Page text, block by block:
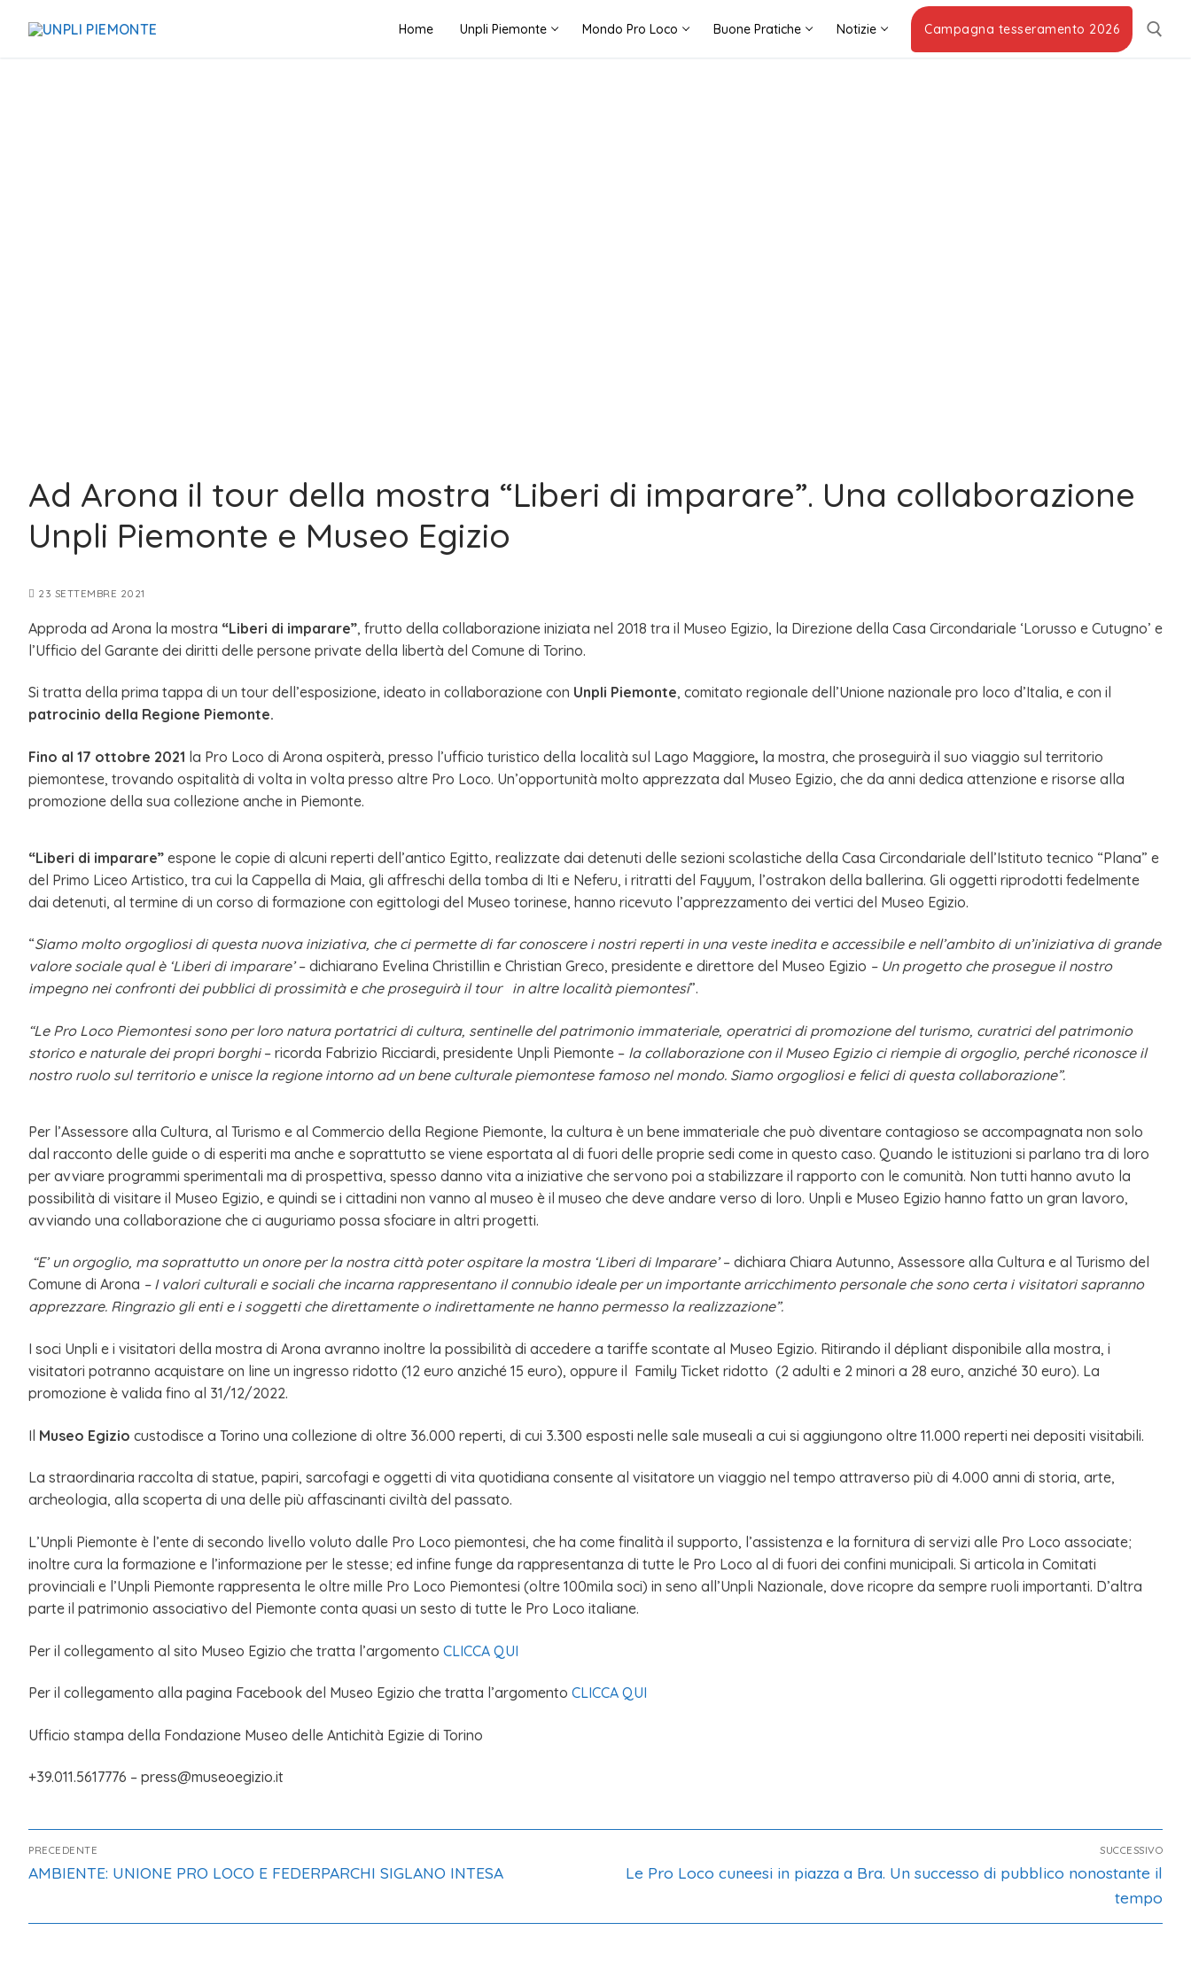
Home Unpli Piemonte Mondo Pro Loco Buone Pratiche Notizie Campagna tesseramento 2026
Ad Arona il tour della mostra “Liberi di imparare”. Una collaborazione
Unpli Piemonte e Museo Egizio
23 SETTEMBRE 2021
Approda ad Arona la mostra “Liberi di imparare”, frutto della collaborazione iniziata nel 2018 tra il Museo Egizio, la Direzione della Casa Circondariale ‘Lorusso e Cutugno’ e
l’Ufficio del Garante dei diritti delle persone private della libertà del Comune di Torino.
Si tratta della prima tappa di un tour dell’esposizione, ideato in collaborazione con Unpli Piemonte, comitato regionale dell’Unione nazionale pro loco d’Italia, e con il
patrocinio della Regione Piemonte.
Fino al 17 ottobre 2021 la Pro Loco di Arona ospiterà, presso l’ufficio turistico della località sul Lago Maggiore, la mostra, che proseguirà il suo viaggio sul territorio
piemontese, trovando ospitalità di volta in volta presso altre Pro Loco. Un’opportunità molto apprezzata dal Museo Egizio, che da anni dedica attenzione e risorse alla
promozione della sua collezione anche in Piemonte.
“Liberi di imparare” espone le copie di alcuni reperti dell’antico Egitto, realizzate dai detenuti delle sezioni scolastiche della Casa Circondariale dell’Istituto tecnico “Plana” e
del Primo Liceo Artistico, tra cui la Cappella di Maia, gli affreschi della tomba di Iti e Neferu, i ritratti del Fayyum, l’ostrakon della ballerina. Gli oggetti riprodotti fedelmente
dai detenuti, al termine di un corso di formazione con egittologi del Museo torinese, hanno ricevuto l’apprezzamento dei vertici del Museo Egizio.
“Siamo molto orgogliosi di questa nuova iniziativa, che ci permette di far conoscere i nostri reperti in una veste inedita e accessibile e nell’ambito di un’iniziativa di grande
valore sociale qual è ‘Liberi di imparare’– dichiarano Evelina Christillin e Christian Greco, presidente e direttore del Museo Egizio – Un progetto che prosegue il nostro
impegno nei confronti dei pubblici di prossimità e che proseguirà il tour in altre località piemontesi”.
“Le Pro Loco Piemontesi sono per loro natura portatrici di cultura, sentinelle del patrimonio immateriale, operatrici di promozione del turismo, curatrici del patrimonio
storico e naturale dei propri borghi– ricorda Fabrizio Ricciardi, presidente Unpli Piemonte – la collaborazione con il Museo Egizio ci riempie di orgoglio, perché riconosce il
nostro ruolo sul territorio e unisce la regione intorno ad un bene culturale piemontese famoso nel mondo. Siamo orgogliosi e felici di questa collaborazione”.
Per l’Assessore alla Cultura, al Turismo e al Commercio della Regione Piemonte, la cultura è un bene immateriale che può diventare contagioso se accompagnata non solo
dal racconto delle guide o di esperiti ma anche e soprattutto se viene esportata al di fuori delle proprie sedi come in questo caso. Quando le istituzioni si parlano tra di loro
per avviare programmi sperimentali ma di prospettiva, spesso danno vita a iniziative che servono poi a stabilizzare il rapporto con le comunità. Non tutti hanno avuto la
possibilità di visitare il Museo Egizio, e quindi se i cittadini non vanno al museo è il museo che deve andare verso di loro. Unpli e Museo Egizio hanno fatto un gran lavoro,
avviando una collaborazione che ci auguriamo possa sfociare in altri progetti.
“E’ un orgoglio, ma soprattutto un onore per la nostra città poter ospitare la mostra ‘Liberi di Imparare’– dichiara Chiara Autunno, Assessore alla Cultura e al Turismo del
Comune di Arona – I valori culturali e sociali che incarna rappresentano il connubio ideale per un importante arricchimento personale che sono certa i visitatori sapranno
apprezzare. Ringrazio gli enti e i soggetti che direttamente o indirettamente ne hanno permesso la realizzazione”.
I soci Unpli e i visitatori della mostra di Arona avranno inoltre la possibilità di accedere a tariffe scontate al Museo Egizio. Ritirando il dépliant disponibile alla mostra, i
visitatori potranno acquistare on line un ingresso ridotto (12 euro anziché 15 euro), oppure il Family Ticket ridotto (2 adulti e 2 minori a 28 euro, anziché 30 euro). La
promozione è valida fino al 31/12/2022.
Il Museo Egizio custodisce a Torino una collezione di oltre 36.000 reperti, di cui 3.300 esposti nelle sale museali a cui si aggiungono oltre 11.000 reperti nei depositi visitabili.
La straordinaria raccolta di statue, papiri, sarcofagi e oggetti di vita quotidiana consente al visitatore un viaggio nel tempo attraverso più di 4.000 anni di storia, arte,
archeologia, alla scoperta di una delle più affascinanti civiltà del passato.
L’Unpli Piemonte è l’ente di secondo livello voluto dalle Pro Loco piemontesi, che ha come finalità il supporto, l’assistenza e la fornitura di servizi alle Pro Loco associate;
inoltre cura la formazione e l’informazione per le stesse; ed infine funge da rappresentanza di tutte le Pro Loco al di fuori dei confini municipali. Si articola in Comitati
provinciali e l’Unpli Piemonte rappresenta le oltre mille Pro Loco Piemontesi (oltre 100mila soci) in seno all’Unpli Nazionale, dove ricopre da sempre ruoli importanti. D’altra
parte il patrimonio associativo del Piemonte conta quasi un sesto di tutte le Pro Loco italiane.
Per il collegamento al sito Museo Egizio che tratta l’argomento CLICCA QUI
Per il collegamento alla pagina Facebook del Museo Egizio che tratta l’argomento CLICCA QUI
Ufficio stampa della Fondazione Museo delle Antichità Egizie di Torino
+39.011.5617776 – press@museoegizio.it
PRECEDENTE
AMBIENTE: UNIONE PRO LOCO E FEDERPARCHI SIGLANO INTESA
SUCCESSIVO
Le Pro Loco cuneesi in piazza a Bra. Un successo di pubblico nonostante il
tempo